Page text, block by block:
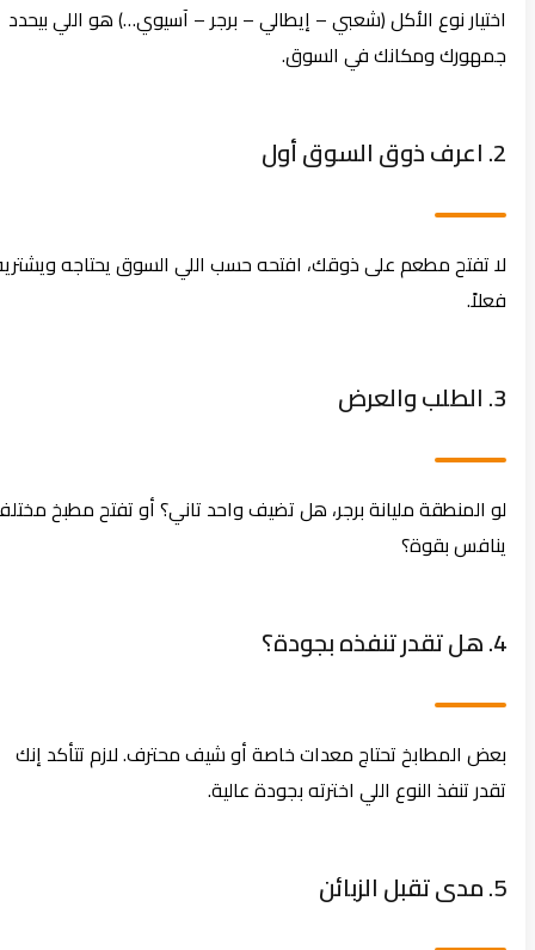
اختيار نوع الأكل (شعبي – إيطالي – برجر – آسيوي…) هو اللي بيحدد
جمهورك ومكانك في السوق.
لا تفتح مطعم على ذوقك، افتحه حسب اللي السوق يحتاجه ويشتريه
فعلاً.
لو المنطقة مليانة برجر، هل تضيف واحد تاني؟ أو تفتح مطبخ مختلف
ينافس بقوة؟
بعض المطابخ تحتاج معدات خاصة أو شيف محترف. لازم تتأكد إنك
تقدر تنفذ النوع اللي اخترته بجودة عالية.